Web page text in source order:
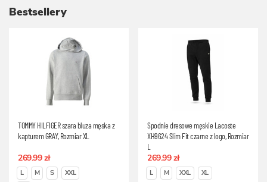
Bestsellery
TOMMY HILFIGER szara bluza męska z
kapturem GRAY, Rozmiar XL
269.99 zł
L M S
XXL
Spodnie dresowe męskie Lacoste
XH9624 Slim Fit czarne z logo, Rozmiar
L
269.99 zł
L M XXL XL